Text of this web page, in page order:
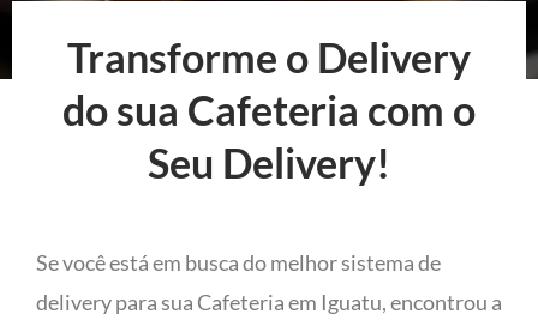
Transforme o Delivery
do sua Cafeteria com o
Seu Delivery!
Se você está em busca do melhor sistema de
delivery para sua Cafeteria em Iguatu, encontrou a